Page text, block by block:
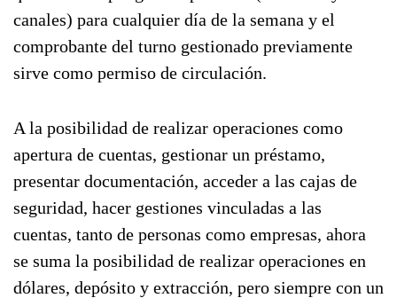
canales) para cualquier día de la semana y el
comprobante del turno gestionado previamente
sirve como permiso de circulación.
A la posibilidad de realizar operaciones como
apertura de cuentas, gestionar un préstamo,
presentar documentación, acceder a las cajas de
seguridad, hacer gestiones vinculadas a las
cuentas, tanto de personas como empresas, ahora
se suma la posibilidad de realizar operaciones en
dólares, depósito y extracción, pero siempre con un